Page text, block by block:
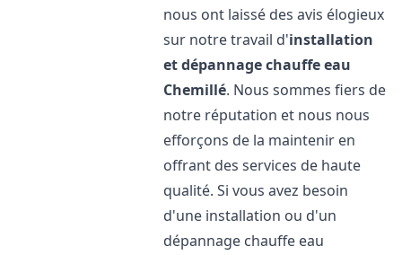
nous ont laissé des avis élogieux
sur notre travail d'installation
et dépannage chauffe eau
Chemillé. Nous sommes fiers de
notre réputation et nous nous
efforçons de la maintenir en
offrant des services de haute
qualité. Si vous avez besoin
d'une installation ou d'un
dépannage chauffe eau